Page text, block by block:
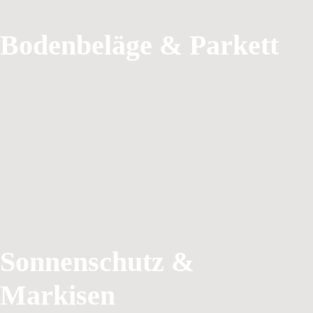
Bodenbeläge & Parkett
Sonnenschutz &
Markisen